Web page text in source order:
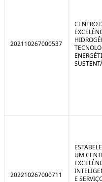
202110267000537
CENTRO
202210267000711
UM
E